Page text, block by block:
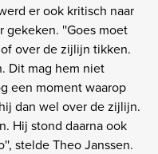
er ook kritisch naar
gekeken. ''Goes moet
over de zijlijn tikken.
Dit mag hem niet
een moment waarop
dan wel over de zijlijn.
Hij stond daarna ook
stelde Theo Janssen.